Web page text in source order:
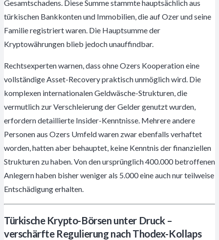
Gesamtschadens. Diese Summe stammte hauptsächlich aus
türkischen Bankkonten und Immobilien, die auf Ozer und seine
Familie registriert waren. Die Hauptsumme der
Kryptowährungen blieb jedoch unauffindbar.
Rechtsexperten warnen, dass ohne Ozers Kooperation eine
vollständige Asset-Recovery praktisch unmöglich wird. Die
komplexen internationalen Geldwäsche-Strukturen, die
vermutlich zur Verschleierung der Gelder genutzt wurden,
erfordern detaillierte Insider-Kenntnisse. Mehrere andere
Personen aus Ozers Umfeld waren zwar ebenfalls verhaftet
worden, hatten aber behauptet, keine Kenntnis der finanziellen
Strukturen zu haben. Von den ursprünglich 400.000 betroffenen
Anlegern haben bisher weniger als 5.000 eine auch nur teilweise
Entschädigung erhalten.
Türkische Krypto-Börsen unter Druck –
verschärfte Regulierung nach Thodex-Kollaps